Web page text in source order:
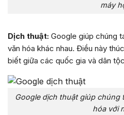
máy
Dịch thuật: Google giúp chúng
văn hóa khác nhau. Điều này
biết giữa các quốc gia và dân
Google dịch thuật giúp chúng
hóa với